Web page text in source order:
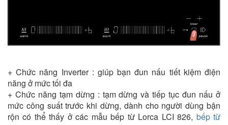
+ Chức năng Inverter : giúp bạn đun nấu tiết kiệm điện
năng ở mức tối đa
+ Chức năng tạm dừng : tạm dừng và tiếp tục đun nấu ở
mức công suất trước khi dừng, dành cho người dùng bận
rộn có thể thấy ở các mẫu bếp từ Lorca LCI 826, bếp từ